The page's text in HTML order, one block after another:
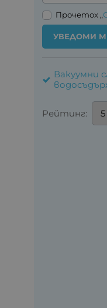
Прочетох „
УВЕДОМИ
Вакуумни
Рейтинг: